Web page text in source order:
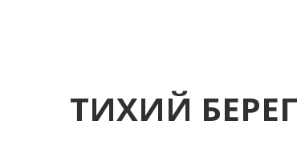
ТИХИЙ